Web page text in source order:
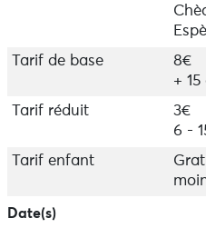
Tarif de base
8€
+ 15
Tarif réduit
3€
6 -
Tarif enfant
Date(s)